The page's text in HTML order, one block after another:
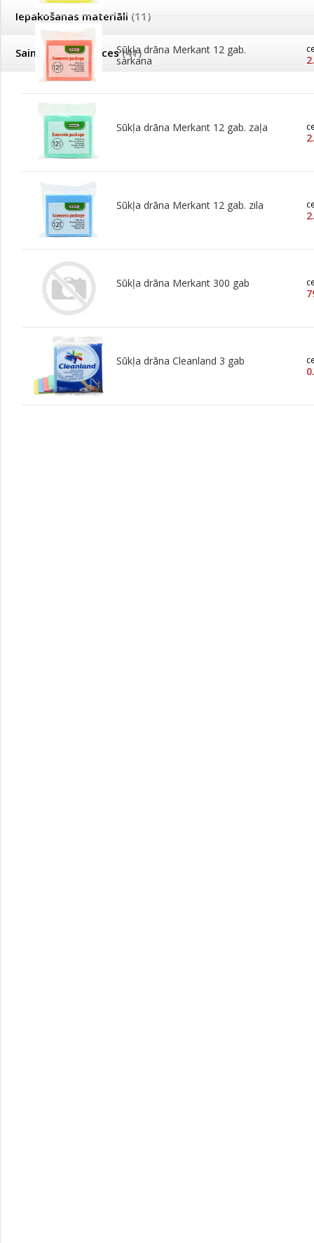
Iepakošanas materiāli (11)
Saimniecības preces(41)
Sūkļa drāna Merkant 12 gab.
sarkana
Sūkļa drāna Merkant 12 gab. zaļa
Sūkļa drāna Merkant 12 gab. zila
Sūkļa drāna Merkant 300 gab
Sūkļa drāna Cleanland 3 gab